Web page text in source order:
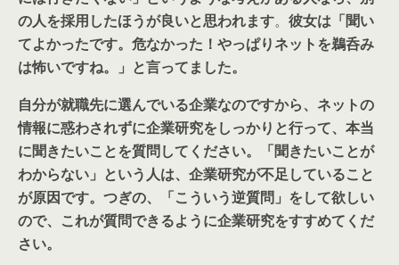
の人を採用したほうが良いと思われます。 彼女は「聞い
てよかったです。危なかった！やっぱりネットを鵜呑み
は怖いですね。」と言ってました。
自分が就職先に選んでいる企業なのですから、ネットの
情報に惑わされずに企業研究をしっかりと行って、本当
に聞きたいことを質問してください。「聞きたいことが
わからない」という人は、企業研究が不足していること
が原因です。つぎの、「こういう逆質問」をして欲しい
ので、これが質問できるように企業研究をすすめてくだ
さい。